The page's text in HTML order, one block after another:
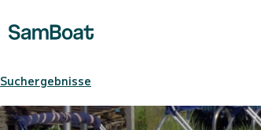
Suchergebnisse